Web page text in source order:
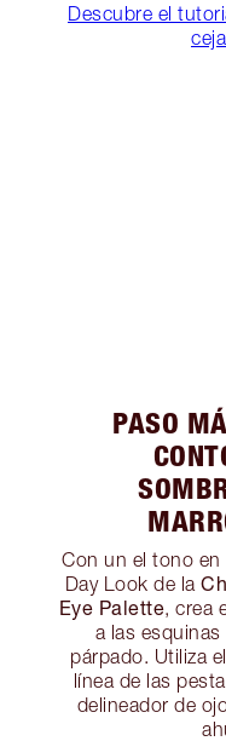
Descubre el
PASO
Con un el tono
Day Look de la
Eye Palette, crea
a las
párpado. Utiliza
línea de las
delineador de